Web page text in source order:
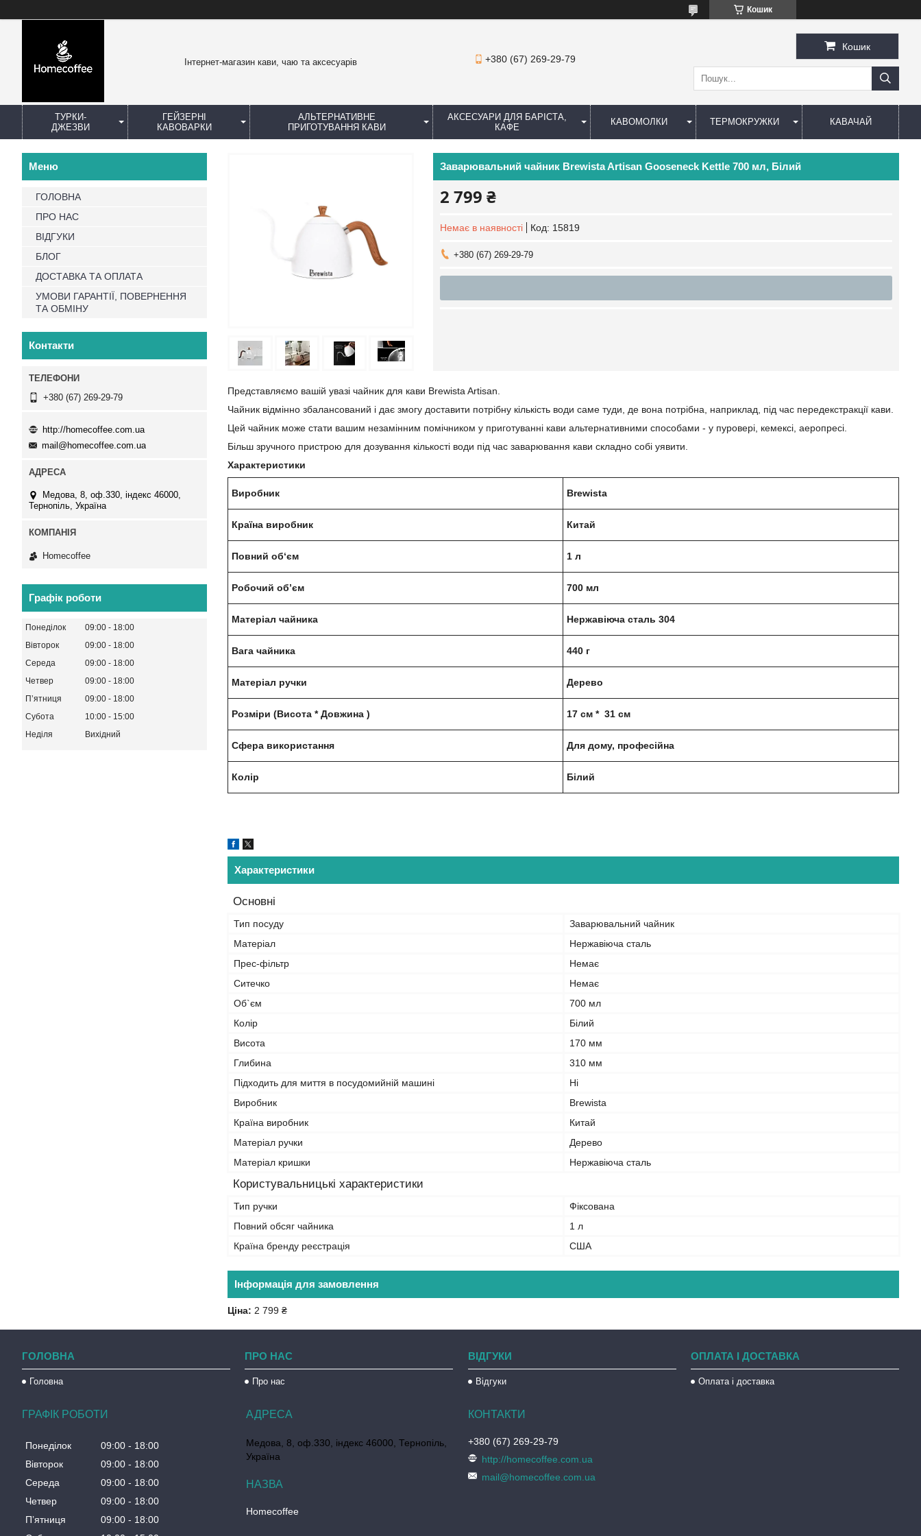
Кошик
Інтернет-магазин кави, чаю та аксесуарів +380 (67) 269-29-79
Кошик
ТУРКИ-
ДЖЕЗВИ
ГЕЙЗЕРНІ
КАВОВАРКИ
АЛЬТЕРНАТИВНЕ
ПРИГОТУВАННЯ КАВИ
АКСЕСУАРИ ДЛЯ БАРІСТА,
КАФЕ
КАВОМОЛКИ ТЕРМОКРУЖКИ КАВАЧАЙ
Заварювальний чайник Brewista Artisan Gooseneck Kettle 700 мл, Білий
2 799 ₴
Немає в наявності Код: 15819
+380 (67) 269-29-79
Представляємо вашій увазі чайник для кави Brewista Artisan.
Чайник відмінно збалансований і дає змогу доставити потрібну кількість води саме туди, де вона потрібна, наприклад, під час передекстракції кави.
Цей чайник може стати вашим незамінним помічником у приготуванні кави альтернативними способами - у пуровері, кемексі, аеропресі.
Більш зручного пристрою для дозування кількості води під час заварювання кави складно собі уявити.
Характеристики
Виробник Brewista
Країна виробник Китай
Повний об‘єм 1 л
Робочий об’єм 700 мл
Матеріал чайника Нержавіюча сталь 304
Вага чайника 440 г
Матеріал ручки Дерево
Розміри (Висота * Довжина ) 17 см * 31 см
Сфера використання Для дому, професійна
Колір Білий
Характеристики
Основні
Тип посуду
Заварювальний чайник
Матеріал
Нержавіюча сталь
Прес-фільтр
Немає
Ситечко
Немає
Об`єм
700 мл
Колір
Білий
Висота
170 мм
Глибина
310 мм
Підходить для миття в посудомийній машині
Ні
Виробник
Brewista
Країна виробник
Китай
Матеріал ручки
Дерево
Матеріал кришки
Нержавіюча сталь
Користувальницькі характеристики
Тип ручки
Фіксована
Повний обсяг чайника
1 л
Країна бренду реєстрація
США
Інформація для замовлення
Ціна: 2 799 ₴
ГОЛОВНА
ПРО НАС
ВІДГУКИ
БЛОГ
ДОСТАВКА ТА ОПЛАТА
УМОВИ ГАРАНТІЇ, ПОВЕРНЕННЯ
ТА ОБМІНУ
Контакти
+380 (67) 269-29-79
http://homecoffee.com.ua
mail@homecoffee.com.ua
Медова, 8, оф.330, індекс 46000,
Тернопіль, Україна
Homecoffee
Графік роботи
Понеділок 09:00
18:00
Вівторок
09:00
18:00
Середа
09:00
18:00
Четвер
09:00
18:00
Пʼятниця
09:00
18:00
Субота
10:00
15:00
Неділя
Вихідний
ГОЛОВНА
Головна
ПРО НАС
Про нас
ВІДГУКИ
Відгуки
ОПЛАТА І ДОСТАВКА
Оплата і доставка
ГРАФІК РОБОТИ
Понеділок 09:00
18:00
Вівторок
09:00
18:00
Середа
09:00
18:00
Четвер
09:00
18:00
Пʼятниця
09:00
18:00
Медова, 8, оф.330, індекс 46000, Тернопіль,
Україна
Homecoffee
+380 (67) 269-29-79
http://homecoffee.com.ua
mail@homecoffee.com.ua